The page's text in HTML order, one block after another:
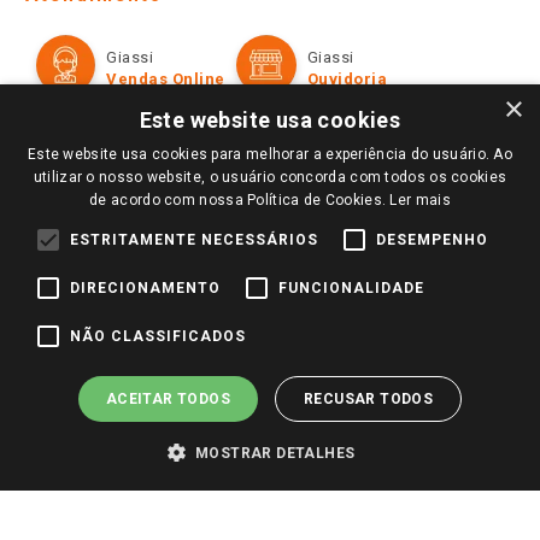
Televendas
Perguntas frequentes
Trabalhe Conosco
Identidade Visual
Formas de Pagamento
Políticas de entrega
Trocas e Devoluções
Giassi
Vendas Online
Giassi
Ouvidoria
Redes Sociais
Pagamento e Segurança
×
Este website usa cookies
Este website usa cookies para melhorar a experiência do usuário. Ao
utilizar o nosso website, o usuário concorda com todos os cookies
de acordo com nossa Política de Cookies. Ler mais
ESTRITAMENTE NECESSÁRIOS DESEMPENHO
DIRECIONAMENTO FUNCIONALIDADE
NÃO CLASSIFICADOS
ACEITAR TODOS RECUSAR TODOS
MOSTRAR DETALHES